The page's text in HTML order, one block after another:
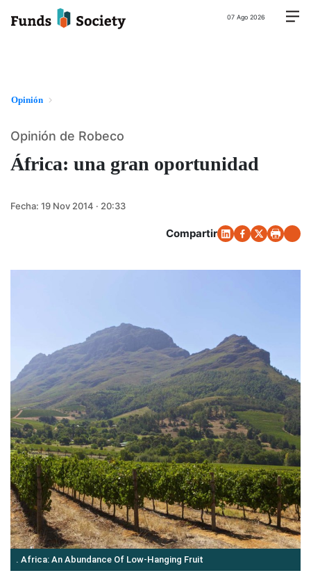
07 Ago 2026
Opinión
África: una gran oportunidad
Opinión de Robeco
Fecha: 19 Nov 2014 · 20:33
Compartir
. Africa: An Abundance Of Low-Hanging Fruit